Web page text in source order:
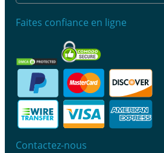
Faites confiance en ligne
Contactez-nous